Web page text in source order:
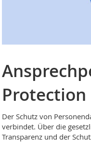
Protection
Der Schutz von
verbindet. Über die
Transparenz und der